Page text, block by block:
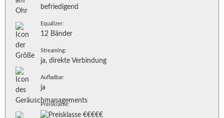
befriedigend
Equalizer:
12 Bänder
Streaming:
ja, direkte Verbindung
Aufladbar:
ja
Preisklasse: